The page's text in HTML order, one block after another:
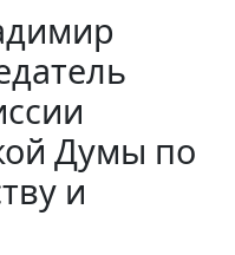
Думы по
и